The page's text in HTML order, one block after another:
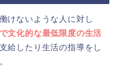
けないような人に対し
文化的な最低限度の生活
給したり生活の指導をし